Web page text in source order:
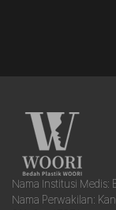
Nama Institusi Medis:
Nama Perwakilan: